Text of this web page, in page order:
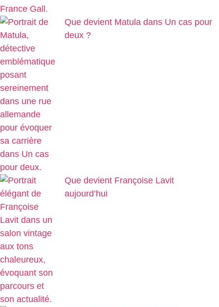
Que devient Matula dans Un cas pour
deux ?
Que devient Françoise Lavit
aujourd’hui